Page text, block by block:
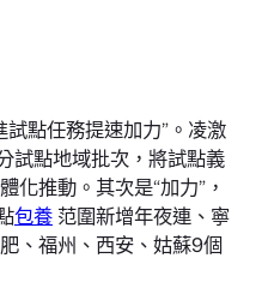
試點任務提速加力”。凌激
試點地域批次，將試點義
化推動。其次是“加力”，
包養 范圍新增年夜連、寧
、福州、西安、姑蘇9個